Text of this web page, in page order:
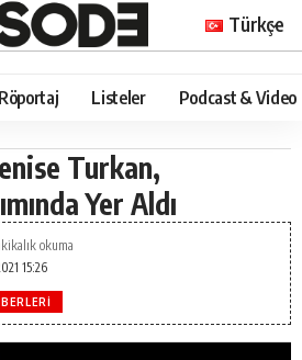
Türkçe
Röportaj Listeler Podcast & Video
Turkan,
Yer Aldı
15:26
okuma